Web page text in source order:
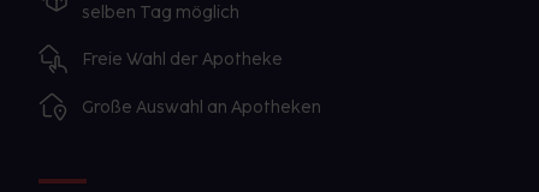
selben Tag möglich
Freie Wahl der Apotheke
Große Auswahl an Apotheken